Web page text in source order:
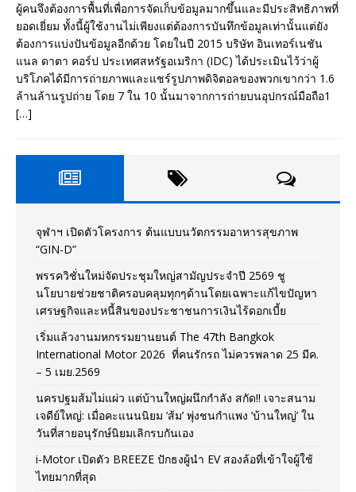
ผู้คนจึงต้องการพื้นที่เพื่อการจัดเก็บข้อมูลมากขึ้นและมีประสิทธิภาพที่
ยอดเยี่ยม ทั้งนี้ผู้ใช้งานไม่เพียงแต่ต้องการบันทึกข้อมูลเท่านั้นแต่ยัง
ต้องการแบ่งปันข้อมูลอีกด้วย โดยในปี 2015 บริษัท อินเทอร์เนชัน
แนล ดาตา คอร์ป ประเทศสหรัฐอเมริกา (IDC) ได้ประเมินไว้ว่าผู้
บริโภคได้มีการถ่ายภาพและแชร์รูปภาพดิจิตอลของพวกเขากว่า 1.6
ล้านล้านรูปถ่าย โดย 7 ใน 10 นั้นมาจากการถ่ายบนอุปกรณ์มือถือ1
[…]
จุฬาฯ เปิดตัวโครงการ ต้นแบบนวัตกรรมอาหารสุขภาพ
“GIN-D”
พรรควิชั่นใหม่จัดประชุมใหญ่สามัญประจำปี 2569 ชู
นโยบายช่วยชาติครอบคลุมทุกๆด้านโดยเฉพาะแก้ไขปัญหา
เศรษฐกิจและหนี้สินของประชาชนการเงินไร้ดอกเบี้ย
เริ่มแล้วงานมหกรรมยานยนต์ The 47th Bangkok
International Motor 2026 ที่คนรักรถ ไม่ควรพลาด 25 มีค.
– 5 เมย.2569
นครปฐมส้มไม่แผ่ว แต่บ้านใหญ่ผนึกกำลัง สกัด!! เจาะสนาม
เจดีย์ใหญ่: เมื่อคะแนนนิยม ‘ส้ม’ พุ่งชนกำแพง ‘บ้านใหญ่’ ใน
วันที่สายอนุรักษ์นิยมเลิกรบกันเอง
i-Motor เปิดตัว BREEZE ปักธงผู้นำ EV สองล้อที่เข้าใจผู้ใช้
ไทยมากที่สุด